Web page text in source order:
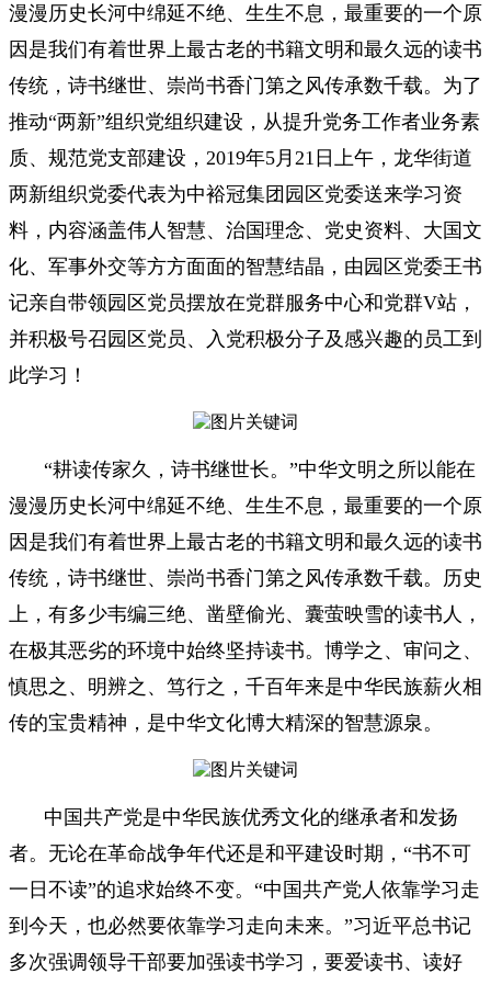
漫漫历史长河中绵延不绝、生生不息，最重要的一个原
因是我们有着世界上最古老的书籍文明和最久远的读书
传统，诗书继世、崇尚书香门第之风传承数千载。为了
推动“两新”组织党组织建设，从提升党务工作者业务素
质、规范党支部建设，2019年5月21日上午，龙华街道
两新组织党委代表为中裕冠集团园区党委送来学习资
料，内容涵盖伟人智慧、治国理念、党史资料、大国文
化、军事外交等方方面面的智慧结晶，由园区党委王书
记亲自带领园区党员摆放在党群服务中心和党群V站，
并积极号召园区党员、入党积极分子及感兴趣的员工到
此学习！
“耕读传家久，诗书继世长。”中华文明之所以能在
漫漫历史长河中绵延不绝、生生不息，最重要的一个原
因是我们有着世界上最古老的书籍文明和最久远的读书
传统，诗书继世、崇尚书香门第之风传承数千载。历史
上，有多少韦编三绝、凿壁偷光、囊萤映雪的读书人，
在极其恶劣的环境中始终坚持读书。博学之、审问之、
慎思之、明辨之、笃行之，千百年来是中华民族薪火相
传的宝贵精神，是中华文化博大精深的智慧源泉。
中国共产党是中华民族优秀文化的继承者和发扬
者。无论在革命战争年代还是和平建设时期，“书不可
一日不读”的追求始终不变。“中国共产党人依靠学习走
到今天，也必然要依靠学习走向未来。”习近平总书记
多次强调领导干部要加强读书学习，要爱读书、读好